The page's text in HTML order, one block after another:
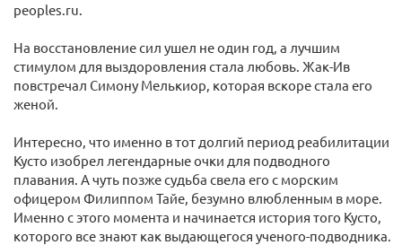
peoples.ru.
На восстановление сил ушел не один год, а лучшим
стимулом для выздоровления стала любовь. Жак-Ив
повстречал Симону Мелькиор, которая вскоре стала его
женой.
Интересно, что именно в тот долгий период реабилитации
Кусто изобрел легендарные очки для подводного
плавания. А чуть позже судьба свела его с морским
офицером Филиппом Тайе, безумно влюбленным в море.
Именно с этого момента и начинается история того Кусто,
которого все знают как выдающегося ученого-подводника.